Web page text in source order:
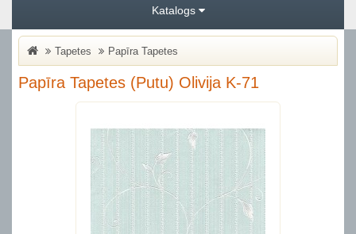
Katalogs
Tapetes Papīra Tapetes
Papīra Tapetes (putu) Olivija K-71